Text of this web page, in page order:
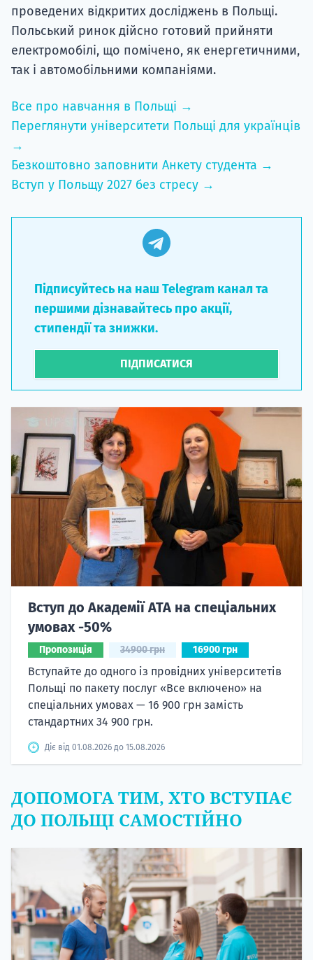
проведених відкритих досліджень в Польщі.
Польський ринок дійсно готовий прийняти
електромобілі, що помічено, як енергетичними,
так і автомобільними компаніями.
Все про навчання в Польщі →
Переглянути університети Польщі для українців
→
Безкоштовно заповнити Анкету студента →
Вступ у Польщу 2027 без стресу →
Підписуйтесь на наш Telegram канал та
першими дізнавайтесь про акції,
стипендії та знижки.
ПІДПИСАТИСЯ
Вступ до Академії ATA на спеціальних
умовах -50%
Пропозиція 34900 грн 16900 грн
Вступайте до одного із провідних університетів
Польщі по пакету послуг «Все включено» на
спеціальних умовах — 16 900 грн замість
стандартних 34 900 грн.
Діє від 01.08.2026 до 15.08.2026
ДОПОМОГА ТИМ, ХТО ВСТУПАЄ
ДО ПОЛЬЩІ САМОСТІЙНО